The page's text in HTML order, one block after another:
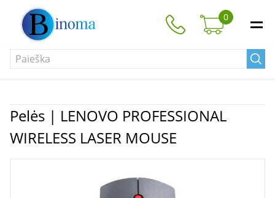
0
Pelės | LENOVO PROFESSIONAL
WIRELESS LASER MOUSE